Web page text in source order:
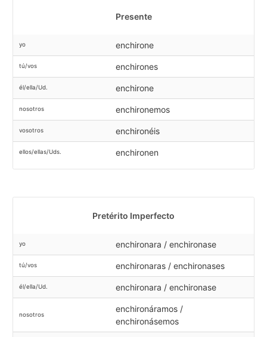
Presente
yo enchirone
tú/vos enchirones
él/ella/Ud. enchirone
nosotros enchironemos
vosotros enchironéis
ellos/ellas/Uds. enchironen
Pretérito Imperfecto
yo enchironara / enchironase
tú/vos enchironaras / enchironases
él/ella/Ud. enchironara / enchironase
nosotros
enchironáramos /
enchironásemos